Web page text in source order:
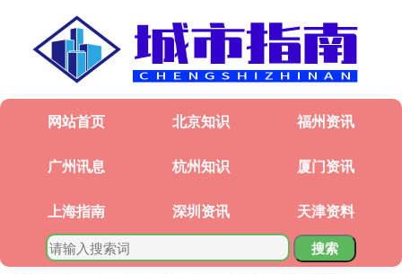
网站首页 北京知识 福州资讯
广州讯息 杭州知识 厦门资讯
上海指南 深圳资讯 天津资料
搜索